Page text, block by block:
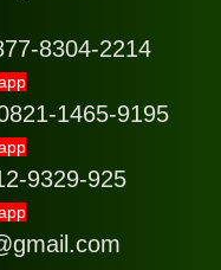
8304-2214
1465-9195
9329-925